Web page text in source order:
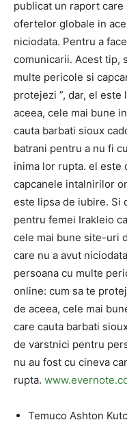
publicat un raport care
ofertelor globale in
niciodata. Pentru a
comunicarii. Acest tip,
multe pericole si
protejezi ”, dar, el este
aceea, cele mai bune
cauta barbati sioux
batrani pentru a nu fi
inima lor rupta. el este
capcanele intalnirilor
este lipsa de iubire. Si
pentru femei Irakleio
cele mai bune site-uri
care nu a avut
persoana cu multe
online: cum sa te
de aceea, cele mai
care cauta barbati
de varstnici pentru
nu au fost cu cineva
rupta.
Temuco Ashton